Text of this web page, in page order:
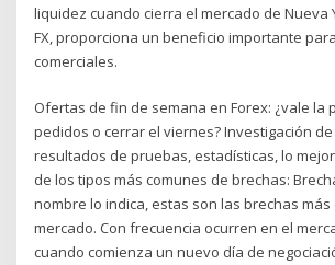
liquidez cuando cierra el mercado de Nueva
FX, proporciona un beneficio importante
comerciales.
Ofertas de fin de semana en Forex: ¿vale la
pedidos o cerrar el viernes? Investigación
resultados de pruebas, estadísticas, lo
de los tipos más comunes de brechas:
nombre lo indica, estas son las brechas más
mercado. Con frecuencia ocurren en el
cuando comienza un nuevo día de